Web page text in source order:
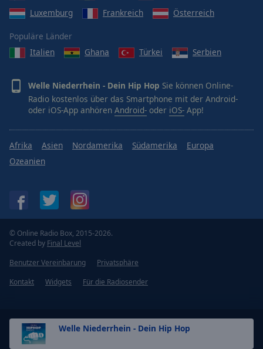
Welle Niederrhein - Dein Hip Hop
Luxemburg
Frankreich Österreich
Populäre Länder
Italien
Ghana Türkei Serbien
Welle Niederrhein - Dein Hip Hop Sie können Online-
Radio kostenlos über das Smartphone mit der Android-
oder iOS-App anhören Android- oder iOS- App!
Afrika Asien Nordamerika Südamerika
Europa
Ozeanien
© Online Radio Box, 2015-2026.
Created by Final Level
Benutzer Vereinbarung
Privatsphäre
Kontakt
Widgets Für die Radiosender